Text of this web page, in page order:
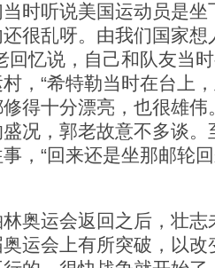
时听说美国运动员是
很乱呀。由我们国家
回忆说，自己和队友当
，“希特勒当时在台上
得十分漂亮，也很雄伟
况，郭老故意不多谈
，“回来还是坐那邮轮
运会返回之后，壮志
运会上有所突破，以改